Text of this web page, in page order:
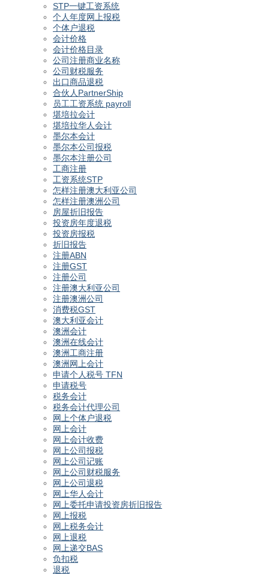
STP一键工资系统
个人年度网上报税
个体户退税
会计价格
会计价格目录
公司注册商业名称
公司财税服务
出口商品退税
合伙人PartnerShip
员工工资系统 payroll
堪培拉会计
堪培拉华人会计
墨尔本会计
墨尔本公司报税
墨尔本注册公司
工商注册
工资系统STP
怎样注册澳大利亚公司
怎样注册澳洲公司
房屋折旧报告
投资房年度退税
投资房报税
折旧报告
注册ABN
注册GST
注册公司
注册澳大利亚公司
注册澳洲公司
消费税GST
澳大利亚会计
澳洲会计
澳洲在线会计
澳洲工商注册
澳洲网上会计
申请个人税号 TFN
申请税号
税务会计
税务会计代理公司
网上个体户退税
网上会计
网上会计收费
网上公司报税
网上公司记账
网上公司财税服务
网上公司退税
网上华人会计
网上委托申请投资房折旧报告
网上报税
网上税务会计
网上退税
网上递交BAS
负扣税
退税